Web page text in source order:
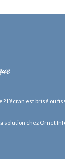
L’écran est brisé ou
solution chez Ornet